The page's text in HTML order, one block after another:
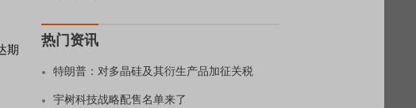
期
热门资讯
特朗普：对多晶硅及其衍生产品加征关税
宇树科技战略配售名单来了